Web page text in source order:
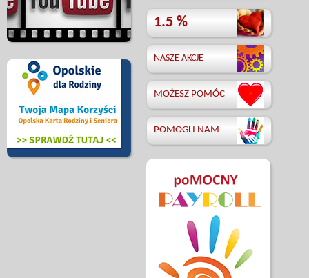
1.5 %
NASZE AKCJE
MOŻESZ POMÓC
POMOGLI NAM